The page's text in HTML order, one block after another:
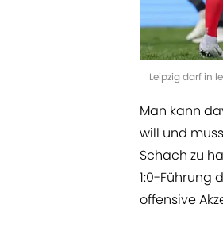
Leipzig darf in
Man kann
will und
Schach zu
1:0-Führung
offensive